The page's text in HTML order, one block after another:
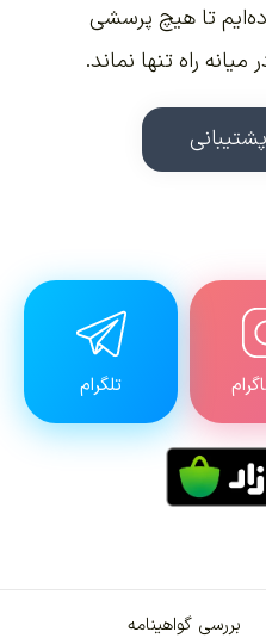
تا هیچ پرسشی
راه تنها نماند.
تلگرام
بررسی گواهینامه